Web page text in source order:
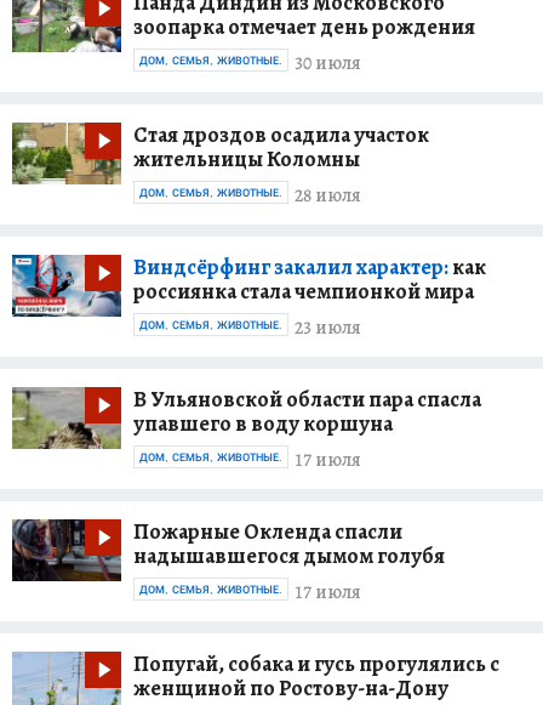
зоопарка отмечает день рождения
30 июля
ДОМ, СЕМЬЯ, ЖИВОТНЫЕ.
Стая дроздов осадила участок
жительницы Коломны
28 июля
ДОМ, СЕМЬЯ, ЖИВОТНЫЕ.
Виндсёрфинг закалил характер:как
россиянка стала чемпионкой мира
23 июля
ДОМ, СЕМЬЯ, ЖИВОТНЫЕ.
В Ульяновской области пара спасла
упавшего в воду коршуна
17 июля
ДОМ, СЕМЬЯ, ЖИВОТНЫЕ.
Пожарные Окленда спасли
надышавшегося дымом голубя
17 июля
ДОМ, СЕМЬЯ, ЖИВОТНЫЕ.
Попугай, собака и гусь прогулялись с
женщиной по Ростову-на-Дону